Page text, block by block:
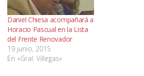
Daniel Chiesa acompañará a
Horacio Pascual en la Lista
del Frente Renovador
19 junio, 2015
En «Gral. Villegas»